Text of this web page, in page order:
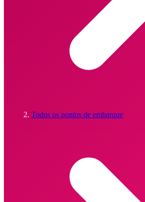
Todos os pontos de embarque